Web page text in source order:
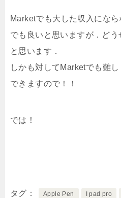
Marketでも大した収入にな
でも良いと思いますが．ど
と思います．
しかも対してMarketでも難
できますので！！
では！
タグ Apple Pen I pad pro